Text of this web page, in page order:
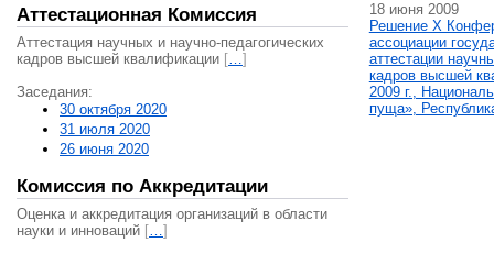
Аттестационная Комиссия
Аттестация научных и научно-педагогических
кадров высшей квалификации […]
Заседания:
30 октября 2020
31 июля 2020
26 июня 2020
Комиссия по Аккредитации
Оценка и аккредитация организаций в области
науки и инноваций […]
18 июня 2009
Решение X
ассоциации
аттестации
кадров высшей
2009 г.,
пуща»,